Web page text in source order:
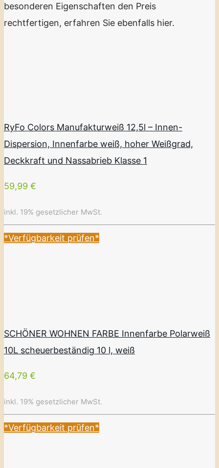
besonderen Eigenschaften den Preis
rechtfertigen, erfahren Sie ebenfalls hier.
RyFo Colors Manufakturweiß 12,5l – Innen-
Dispersion, Innenfarbe weiß, hoher Weißgrad,
Deckkraft und Nassabrieb Klasse 1
59,99 €
inkl. 19% gesetzlicher MwSt.
*Verfügbarkeit prüfen*
SCHÖNER WOHNEN FARBE Innenfarbe Polarweiß
10L scheuerbeständig 10 l, weiß
64,79 €
inkl. 19% gesetzlicher MwSt.
*Verfügbarkeit prüfen*